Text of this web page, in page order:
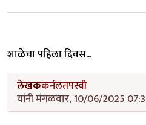
शाळेचा पहिला दिवस...
लेखककर्नलतपस्वी
यांनी मंगळवार, 10/06/2025